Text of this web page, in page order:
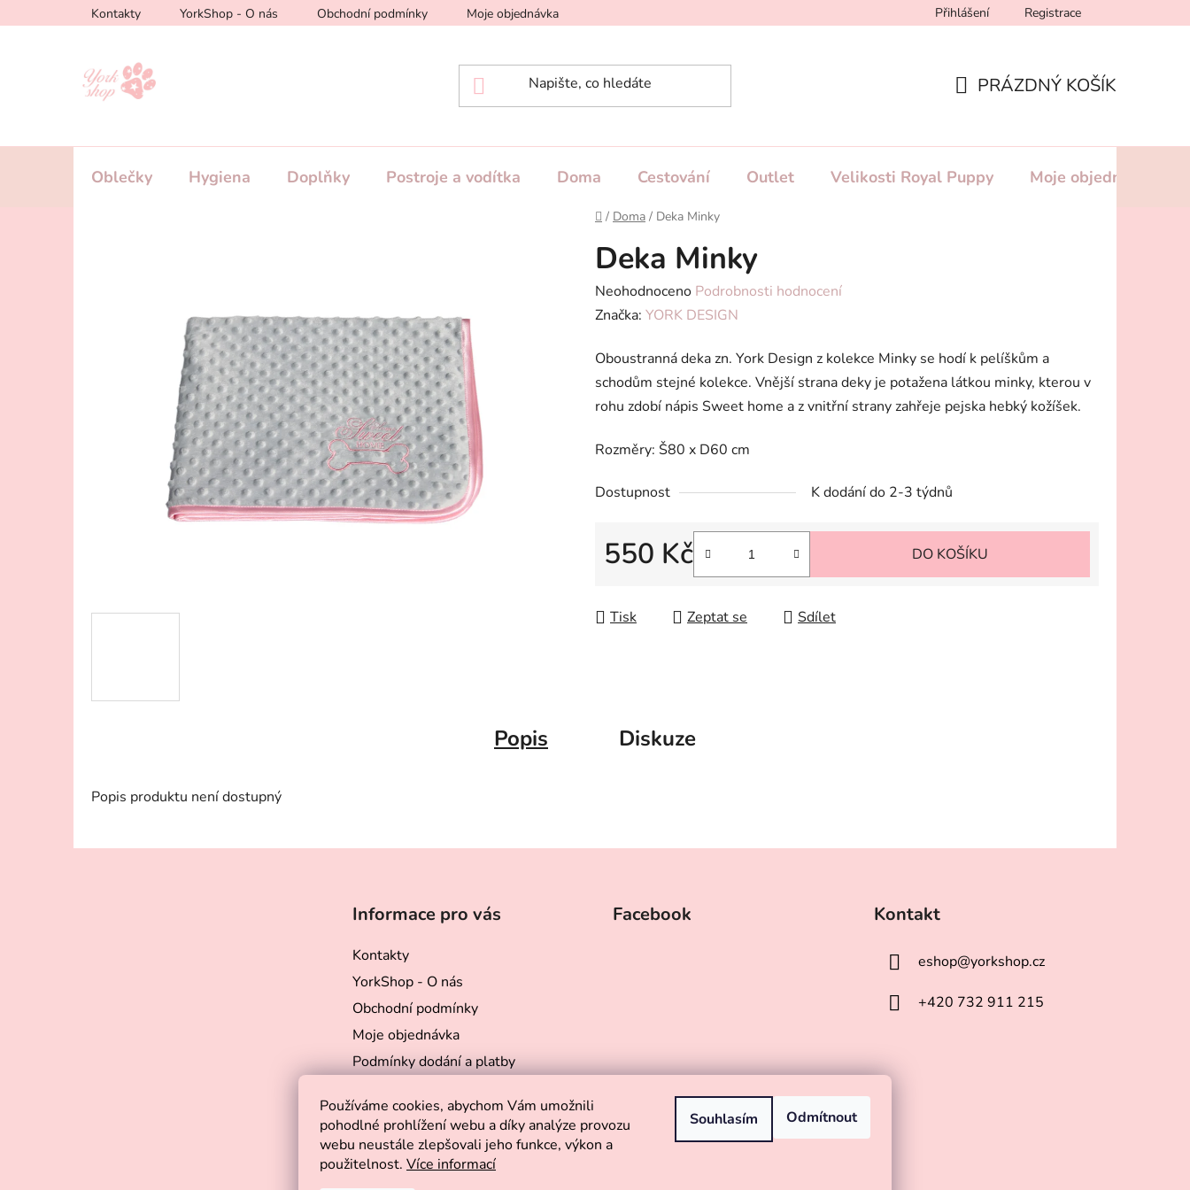
Používáme cookies, abychom Vám umožnili
pohodlné prohlížení webu a díky analýze provozu
webu neustále zlepšovali jeho funkce, výkon a
použitelnost. Více informací
Odmítnout
Souhlasím
na
Kontakty YorkShop - O nás Obchodní podmínky Moje objednávka Podmínky ochrany osobních údajů
Přihlášení Registrace
KOŠÍK
PRÁZDNÝ KOŠÍK
Oblečky Hygiena Doplňky Postroje a vodítka Doma Cestování Outlet Velikosti Royal Puppy Moje objednávka
Domů
/ Doma / Deka Minky
Deka Minky
Průměrné
hodnocení
je
0,0
z
hvězdiček.
Neohodnoceno Podrobnosti hodnocení
Značka: YORK DESIGN
Oboustranná deka zn. York Design z kolekce Minky se hodí k pelíškům a
schodům stejné kolekce. Vnější strana deky je potažena látkou minky, kterou v
rohu zdobí nápis Sweet home a z vnitřní strany zahřeje pejska hebký kožíšek.
Rozměry: Š80 x D60 cm
Dostupnost K dodání do 2-3 týdnů
550 Kč DO KOŠÍKU
Tisk Zeptat se Sdílet
Popis Diskuze
Popis produktu není dostupný
Informace pro vás
Kontakty
YorkShop - O nás
Obchodní podmínky
Moje objednávka
Podmínky dodání a platby
Podmínky ochrany osobních údajů
Velkoobchod s oblečky a doplňky
pro psy
Facebook Kontakt
eshop@yorkshop.cz
+420 732 911 215